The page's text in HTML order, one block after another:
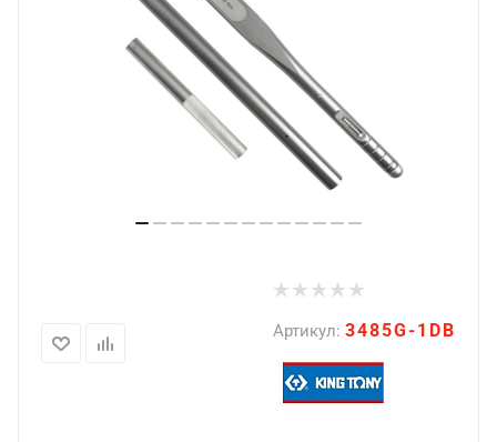
Артикул: 3485G-1DB